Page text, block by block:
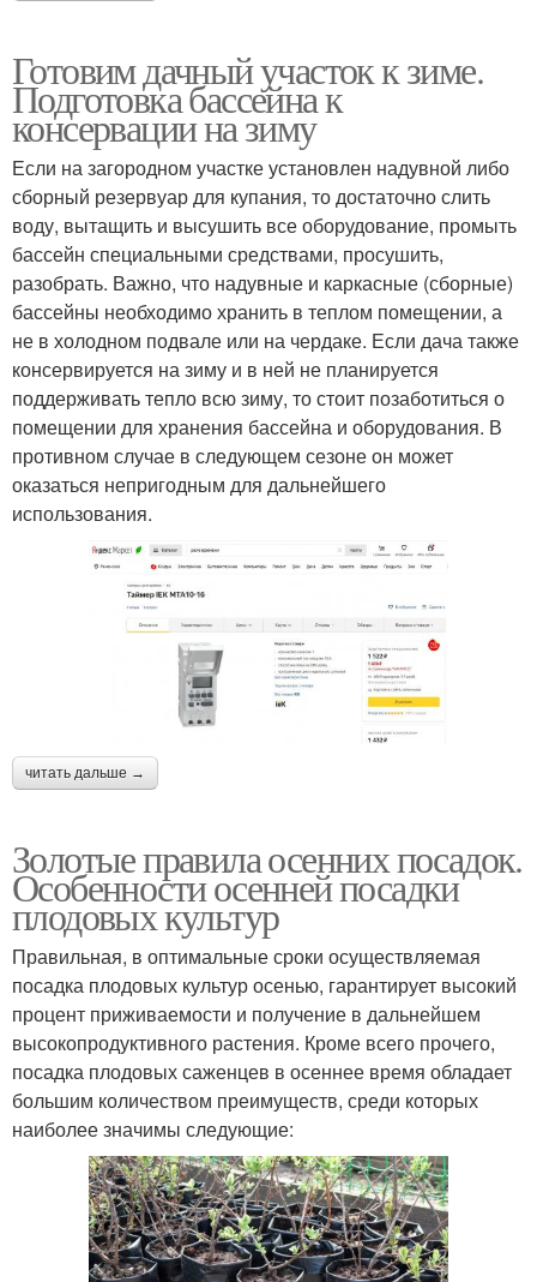
Готовим дачный участок к зиме.
Подготовка бассейна к
консервации на зиму
Если на загородном участке установлен надувной либо
сборный резервуар для купания, то достаточно слить
воду, вытащить и высушить все оборудование, промыть
бассейн специальными средствами, просушить,
разобрать. Важно, что надувные и каркасные (сборные)
бассейны необходимо хранить в теплом помещении, а
не в холодном подвале или на чердаке. Если дача также
консервируется на зиму и в ней не планируется
поддерживать тепло всю зиму, то стоит позаботиться о
помещении для хранения бассейна и оборудования. В
противном случае в следующем сезоне он может
оказаться непригодным для дальнейшего
использования.
читать дальше →
Золотые правила осенних посадок.
Особенности осенней посадки
плодовых культур
Правильная, в оптимальные сроки осуществляемая
посадка плодовых культур осенью, гарантирует высокий
процент приживаемости и получение в дальнейшем
высокопродуктивного растения. Кроме всего прочего,
посадка плодовых саженцев в осеннее время обладает
большим количеством преимуществ, среди которых
наиболее значимы следующие: